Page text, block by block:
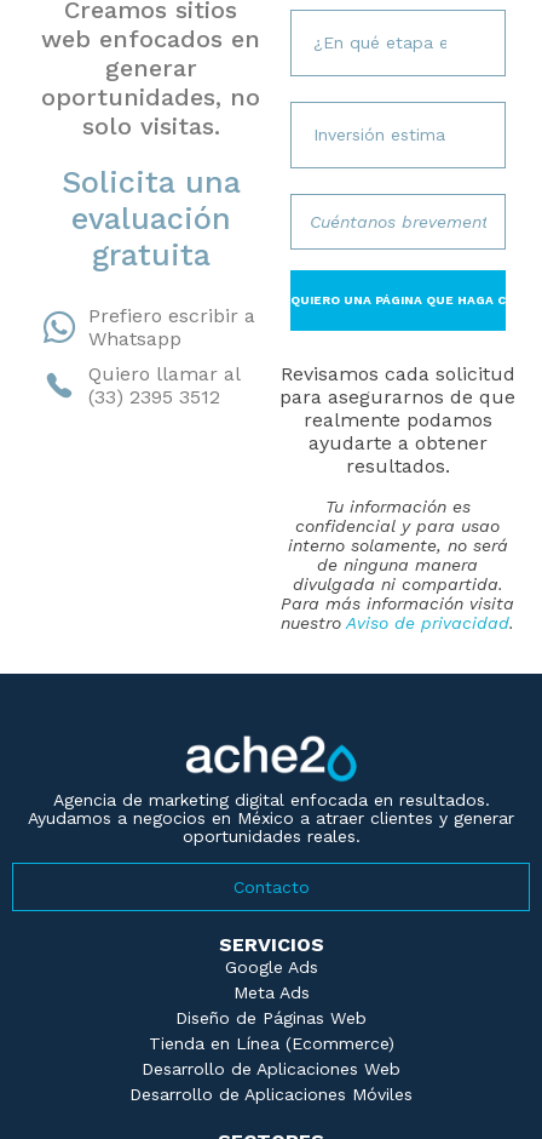
Creamos sitios
web enfocados en
generar
oportunidades, no
solo visitas.
Solicita una
evaluación
gratuita
Prefiero escribir a
Whatsapp
Quiero llamar al
(33) 2395 3512
Revisamos cada solicitud
para asegurarnos de que
realmente podamos
ayudarte a obtener
resultados.
Tu información es
confidencial y para usao
interno solamente, no será
de ninguna manera
divulgada ni compartida.
Para más información visita
nuestroAviso de privacidad.
ache2o
Agencia de Marketing Digital en México — Web, Publicidad y Leads Reales
Agencia de marketing digital enfocada en resultados.
Ayudamos a negocios en México a atraer clientes y generar
oportunidades reales.
Contacto
SERVICIOS
Google Ads
Meta Ads
Diseño de Páginas Web
Tienda en Línea (Ecommerce)
Desarrollo de Aplicaciones Web
Desarrollo de Aplicaciones Móviles